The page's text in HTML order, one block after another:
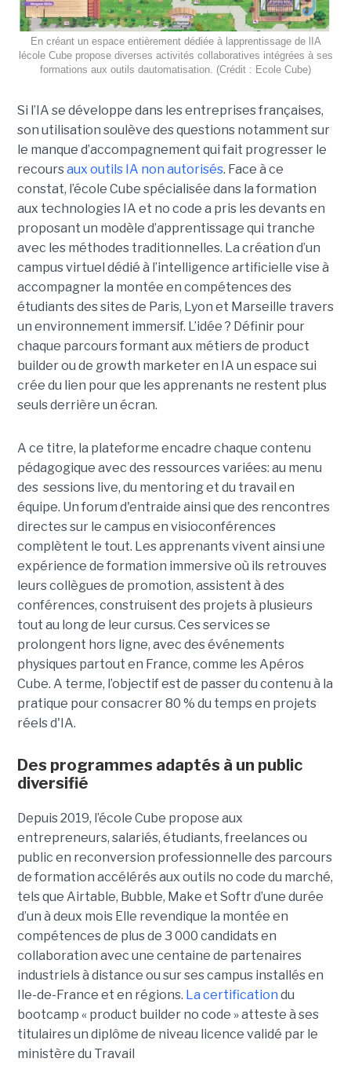
En créant un espace entièrement dédiée à lapprentissage de lIA
lécole Cube propose diverses activités collaboratives intégrées à ses
formations aux outils dautomatisation. (Crédit : Ecole Cube)
Si l’IA se développe dans les entreprises françaises,
son utilisation soulève des questions notamment sur
le manque d’accompagnement qui fait progresser le
recoursaux outils IA non autorisés. Face à ce
constat, l’école Cube spécialisée dans la formation
aux technologies IA et no code a pris les devants en
proposant un modèle d’apprentissage qui tranche
avec les méthodes traditionnelles. La création d’un
campus virtuel dédié à l’intelligence artificielle vise à
accompagner la montée en compétences des
étudiants des sites de Paris, Lyon et Marseille travers
un environnement immersif. L’idée ? Définir pour
chaque parcours formant aux métiers de product
builder ou de growth marketer en IA un espace sui
crée du lien pour que les apprenants ne restent plus
seuls derrière un écran.
A ce titre, la plateforme encadre chaque contenu
pédagogique avec des ressources variées: au menu
des sessions live, du mentoring et du travail en
équipe. Un forum d'entraide ainsi que des rencontres
directes sur le campus en visioconférences
complètent le tout. Les apprenants vivent ainsi une
expérience de formation immersive où ils retrouves
leurs collègues de promotion, assistent à des
conférences, construisent des projets à plusieurs
tout au long de leur cursus. Ces services se
prolongent hors ligne, avec des événements
physiques partout en France, comme les Apéros
Cube. A terme, l’objectif est de passer du contenu à la
pratique pour consacrer 80 % du temps en projets
réels d'IA.
Des programmes adaptés à un public
diversifié
Depuis 2019, l’école Cube propose aux
entrepreneurs, salariés, étudiants, freelances ou
public en reconversion professionnelle des parcours
de formation accélérés aux outils no code du marché,
tels que Airtable, Bubble, Make et Softr d’une durée
d’un à deux mois Elle revendique la montée en
compétences de plus de 3 000 candidats en
collaboration avec une centaine de partenaires
industriels à distance ou sur ses campus installés en
Ile-de-France et en régions. La certification du
bootcamp « product builder no code » atteste à ses
titulaires un diplôme de niveau licence validé par le
ministère du Travail